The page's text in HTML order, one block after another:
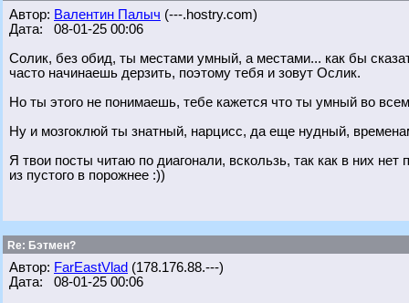
Автор: Валентин Палыч (---.hostry.com)
Дата: 08-01-25 00:06
Солик, без обид, ты местами умный, а местами... как бы
часто начинаешь дерзить, поэтому тебя и зовут Ослик.
Но ты этого не понимаешь, тебе кажется что ты умный во
Ну и мозгоклюй ты знатный, нарцисс, да еще нудный,
Я твои посты читаю по диагонали, вскользь, так как в них
из пустого в порожнее :))
Re: Бэтмен?
Автор: FarEastVlad (178.176.88.---)
Дата: 08-01-25 00:06